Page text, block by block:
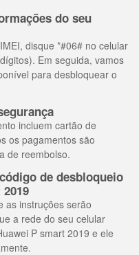
do seu
disque *#06# no celular
Em seguida, vamos
para desbloquear o
incluem cartão de
os pagamentos são
de reembolso.
de desbloqueio
as instruções serão
a rede do seu celular
P smart 2019 e ele